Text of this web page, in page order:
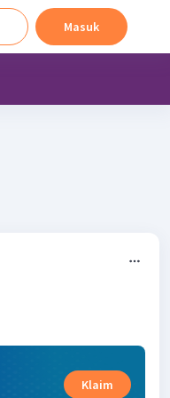
Masuk
Klaim